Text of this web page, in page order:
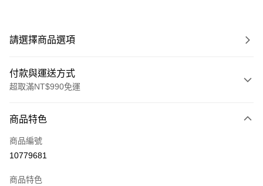
請選擇商品選項
付款與運送方式
超取滿NT$990免運
信用卡一次付款
超商取貨付款
商品特色
商品編號
10779681
商品特色